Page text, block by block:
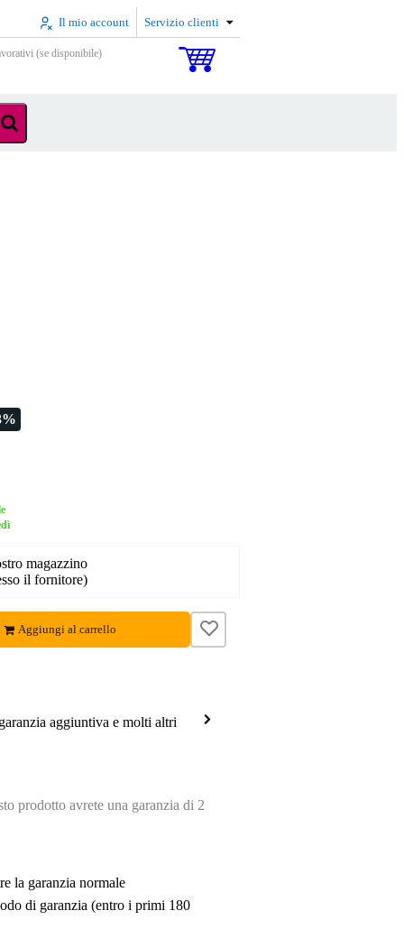
Il mio account Servizio clienti
(se disponibile)
magazzino
il fornitore)
Aggiungi al carrello
aggiuntiva e molti altri
prodotto avrete una garanzia di 2
la garanzia normale
di garanzia (entro i primi 180